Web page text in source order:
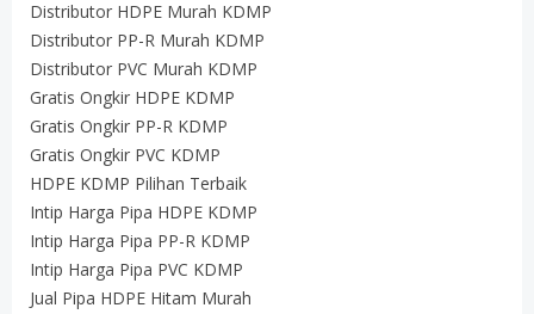
Distributor HDPE Murah KDMP
Distributor PP-R Murah KDMP
Distributor PVC Murah KDMP
Gratis Ongkir HDPE KDMP
Gratis Ongkir PP-R KDMP
Gratis Ongkir PVC KDMP
HDPE KDMP Pilihan Terbaik
Intip Harga Pipa HDPE KDMP
Intip Harga Pipa PP-R KDMP
Intip Harga Pipa PVC KDMP
Jual Pipa HDPE Hitam Murah